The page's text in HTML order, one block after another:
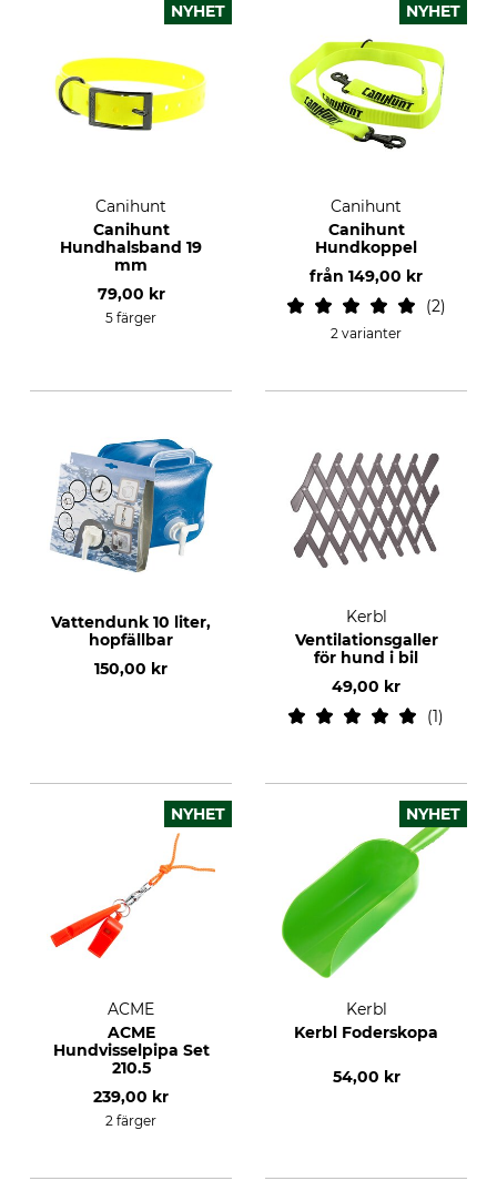
NYHET
Canihunt
Canihunt
Hundhalsband 19
mm
79,00 kr
5 färger
NYHET
Canihunt
Canihunt
Hundkoppel
från 149,00 kr
2
2 varianter
Vattendunk 10 liter,
hopfällbar
150,00 kr
Kerbl
Ventilationsgaller
för hund i bil
49,00 kr
1
NYHET
ACME
ACME
Hundvisselpipa Set
210.5
239,00 kr
2 färger
NYHET
Kerbl
Kerbl Foderskopa
54,00 kr